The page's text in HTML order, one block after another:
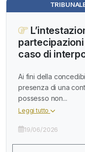
caso di
Ai fini della
presenza di una
possesso non...
Leggi tutto
19/06/2026